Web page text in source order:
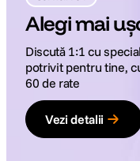
Alegi mai
Discută 1:1 cu
potrivit pentru tine,
60 de rate
Vezi detalii